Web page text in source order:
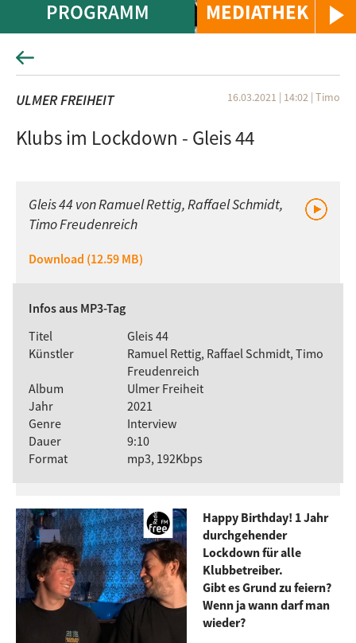
MEDIATHEK
PROGRAMM
ULMER FREIHEIT 16.03.2021 | 14:02 | Timo
Klubs im Lockdown - Gleis 44
Gleis 44 von Ramuel Rettig, Raffael Schmidt,
Timo Freudenreich
Download (12.59 MB)
Infos aus MP3-Tag
Titel
Gleis 44
Künstler
Ramuel Rettig, Raffael Schmidt, Timo
Freudenreich
Album
Ulmer Freiheit
Jahr
2021
Genre
Interview
Dauer
9:10
Format
mp3, 192Kbps
Happy Birthday! 1 Jahr
durchgehender
Lockdown für alle
Klubbetreiber.
Gibt es Grund zu feiern?
Wenn ja wann darf man
wieder?